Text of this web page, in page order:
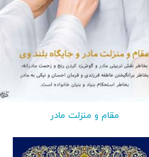
مقام و منزلت مادر